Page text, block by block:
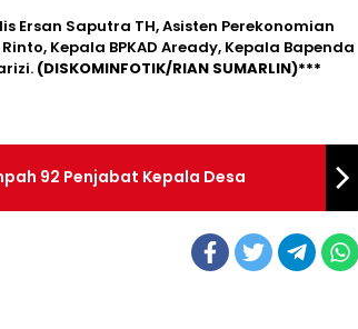
Ersan Saputra TH, Asisten Perekonomian
Kepala BPKAD Aready, Kepala Bapenda
(DISKOMINFOTIK/RIAN SUMARLIN)***
92 Penjabat Kepala Desa